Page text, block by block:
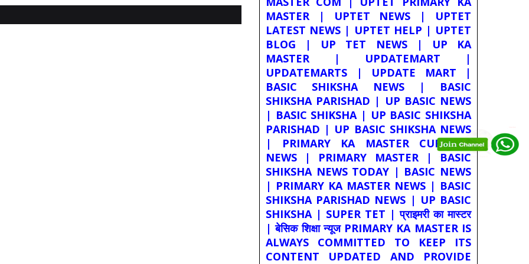
MASTER | UPTET NEWS | UPTET
LATEST NEWS | UPTET HELP | UPTET
BLOG | UP TET NEWS | UP KA
MASTER | UPDATEMART |
UPDATEMARTS | UPDATE MART |
BASIC SHIKSHA NEWS | BASIC
SHIKSHA PARISHAD | UP BASIC NEWS
| BASIC SHIKSHA | UP BASIC SHIKSHA
PARISHAD | UP BASIC SHIKSHA NEWS
| PRIMARY KA MASTER CURRENT
NEWS | PRIMARY MASTER | BASIC
SHIKSHA NEWS TODAY | BASIC NEWS
| PRIMARY KA MASTER NEWS | BASIC
SHIKSHA PARISHAD NEWS | UP BASIC
SHIKSHA | SUPER TET | प्राइमरी का मास्टर
| बेसिक शिक्षा न्यूज PRIMARY KA MASTER IS
ALWAYS COMMITTED TO KEEP ITS
CONTENT UPDATED AND PROVIDE